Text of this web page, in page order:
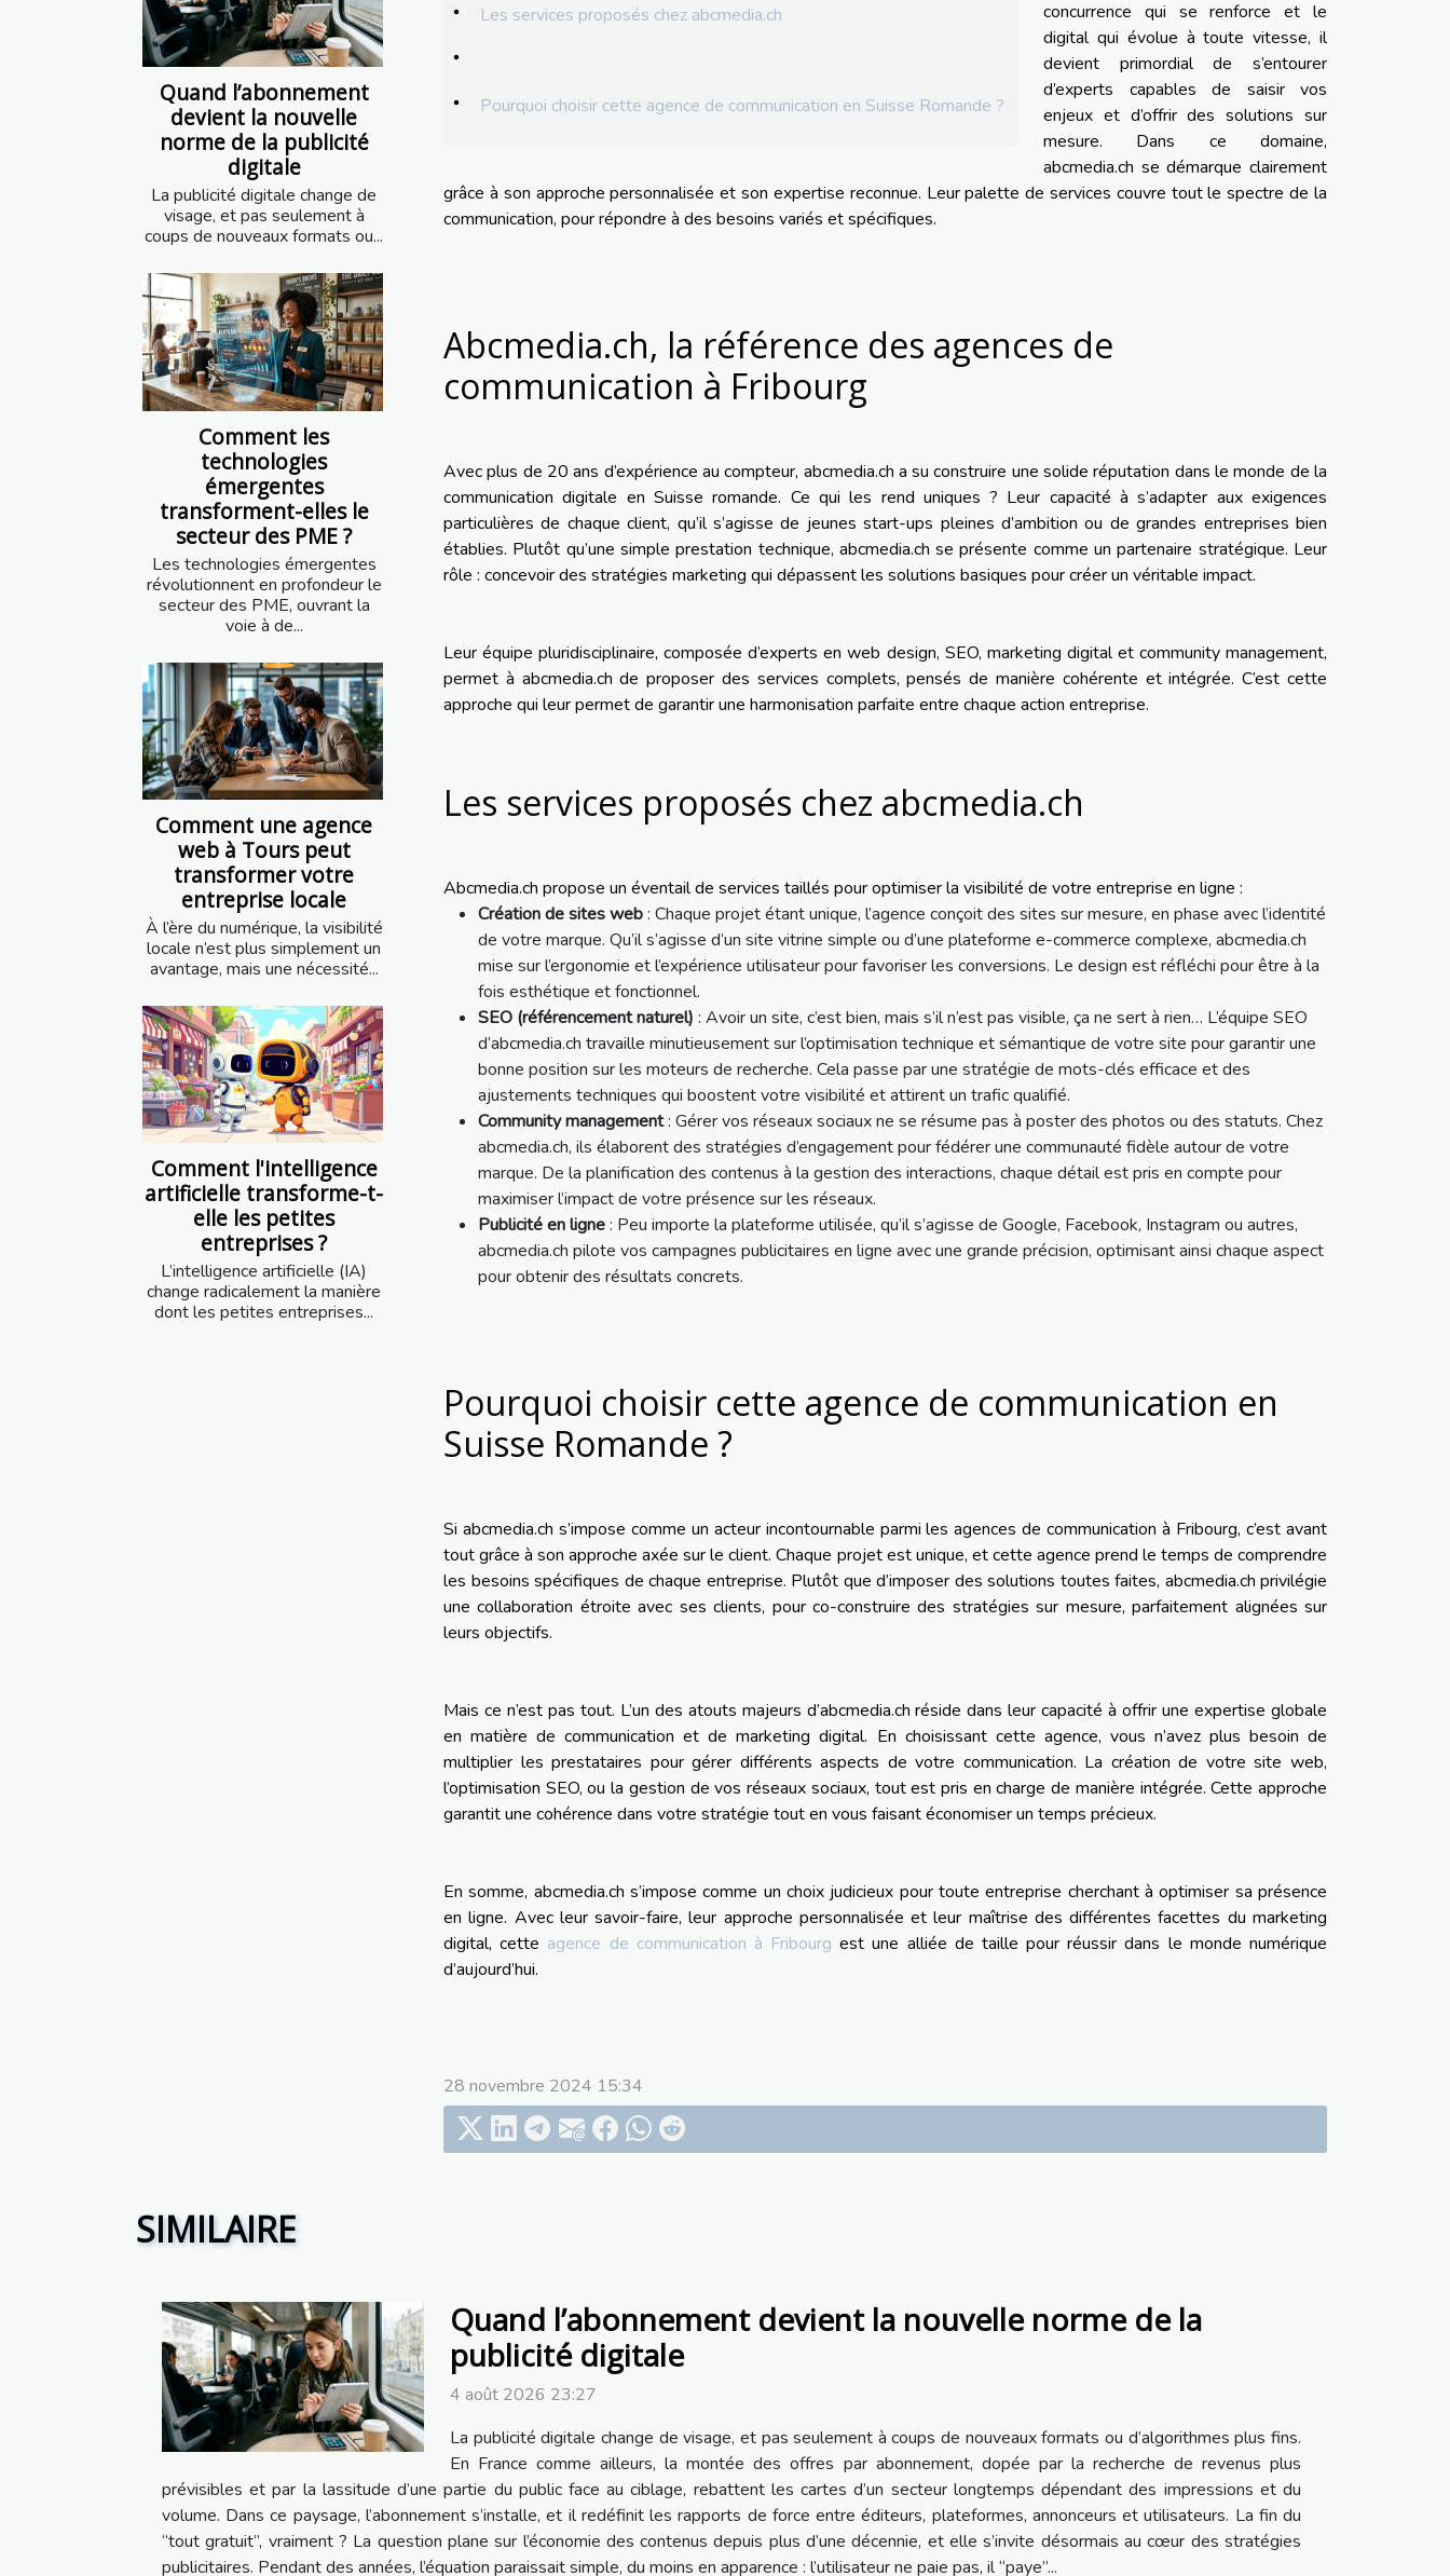
Quand l’abonnement
devient la nouvelle
norme de la publicité
digitale
La publicité digitale change de
visage, et pas seulement à
coups de nouveaux formats ou...
Comment les
technologies
émergentes
transforment-elles le
secteur des PME ?
Les technologies émergentes
révolutionnent en profondeur le
secteur des PME, ouvrant la
voie à de...
Comment une agence
web à Tours peut
transformer votre
entreprise locale
À l’ère du numérique, la visibilité
locale n’est plus simplement un
avantage, mais une nécessité...
Comment l'intelligence
artificielle transforme-t-
elle les petites
entreprises ?
L’intelligence artificielle (IA)
change radicalement la manière
dont les petites entreprises...
Les services proposés chez abcmedia.ch
Pourquoi choisir cette agence de communication en Suisse Romande ?
concurrence qui se renforce et le
digital qui évolue à toute vitesse, il
devient primordial de s’entourer
d’experts capables de saisir vos
enjeux et d’offrir des solutions sur
mesure. Dans ce domaine,
abcmedia.ch se démarque clairement
grâce à son approche personnalisée et son expertise reconnue. Leur palette de services couvre tout le spectre de la
communication, pour répondre à des besoins variés et spécifiques.
Abcmedia.ch, la référence des agences de
communication à Fribourg
Avec plus de 20 ans d’expérience au compteur, abcmedia.ch a su construire une solide réputation dans le monde de la
communication digitale en Suisse romande. Ce qui les rend uniques ? Leur capacité à s’adapter aux exigences
particulières de chaque client, qu’il s’agisse de jeunes start-ups pleines d’ambition ou de grandes entreprises bien
établies. Plutôt qu’une simple prestation technique, abcmedia.ch se présente comme un partenaire stratégique. Leur
rôle : concevoir des stratégies marketing qui dépassent les solutions basiques pour créer un véritable impact.
Leur équipe pluridisciplinaire, composée d’experts en web design, SEO, marketing digital et community management,
permet à abcmedia.ch de proposer des services complets, pensés de manière cohérente et intégrée. C’est cette
approche qui leur permet de garantir une harmonisation parfaite entre chaque action entreprise.
Les services proposés chez abcmedia.ch
Abcmedia.ch propose un éventail de services taillés pour optimiser la visibilité de votre entreprise en ligne :
Création de sites web: Chaque projet étant unique, l’agence conçoit des sites sur mesure, en phase avec l’identité
de votre marque. Qu’il s’agisse d’un site vitrine simple ou d’une plateforme e-commerce complexe, abcmedia.ch
mise sur l’ergonomie et l’expérience utilisateur pour favoriser les conversions. Le design est réfléchi pour être à la
fois esthétique et fonctionnel.
SEO (référencement naturel) : Avoir un site, c’est bien, mais s’il n’est pas visible, ça ne sert à rien… L’équipe SEO
d’abcmedia.ch travaille minutieusement sur l’optimisation technique et sémantique de votre site pour garantir une
bonne position sur les moteurs de recherche. Cela passe par une stratégie de mots-clés efficace et des
ajustements techniques qui boostent votre visibilité et attirent un trafic qualifié.
Community management: Gérer vos réseaux sociaux ne se résume pas à poster des photos ou des statuts. Chez
abcmedia.ch, ils élaborent des stratégies d’engagement pour fédérer une communauté fidèle autour de votre
marque. De la planification des contenus à la gestion des interactions, chaque détail est pris en compte pour
maximiser l’impact de votre présence sur les réseaux.
Publicité en ligne: Peu importe la plateforme utilisée, qu’il s’agisse de Google, Facebook, Instagram ou autres,
abcmedia.ch pilote vos campagnes publicitaires en ligne avec une grande précision, optimisant ainsi chaque aspect
pour obtenir des résultats concrets.
Pourquoi choisir cette agence de communication en
Suisse Romande ?
Si abcmedia.ch s’impose comme un acteur incontournable parmi les agences de communication à Fribourg, c’est avant
tout grâce à son approche axée sur le client. Chaque projet est unique, et cette agence prend le temps de comprendre
les besoins spécifiques de chaque entreprise. Plutôt que d’imposer des solutions toutes faites, abcmedia.ch privilégie
une collaboration étroite avec ses clients, pour co-construire des stratégies sur mesure, parfaitement alignées sur
leurs objectifs.
Mais ce n’est pas tout. L’un des atouts majeurs d’abcmedia.ch réside dans leur capacité à offrir une expertise globale
en matière de communication et de marketing digital. En choisissant cette agence, vous n’avez plus besoin de
multiplier les prestataires pour gérer différents aspects de votre communication. La création de votre site web,
l’optimisation SEO, ou la gestion de vos réseaux sociaux, tout est pris en charge de manière intégrée. Cette approche
garantit une cohérence dans votre stratégie tout en vous faisant économiser un temps précieux.
En somme, abcmedia.ch s’impose comme un choix judicieux pour toute entreprise cherchant à optimiser sa présence
en ligne. Avec leur savoir-faire, leur approche personnalisée et leur maîtrise des différentes facettes du marketing
digital, cette agence de communication à Fribourg est une alliée de taille pour réussir dans le monde numérique
d’aujourd’hui.
28 novembre 2024 15:34
SIMILAIRE
Quand l’abonnement devient la nouvelle norme de la
publicité digitale
4 août 2026 23:27
La publicité digitale change de visage, et pas seulement à coups de nouveaux formats ou d’algorithmes plus fins.
En France comme ailleurs, la montée des offres par abonnement, dopée par la recherche de revenus plus
prévisibles et par la lassitude d’une partie du public face au ciblage, rebattent les cartes d’un secteur longtemps dépendant des impressions et du
volume. Dans ce paysage, l’abonnement s’installe, et il redéfinit les rapports de force entre éditeurs, plateformes, annonceurs et utilisateurs. La fin du
“tout gratuit”, vraiment ? La question plane sur l’économie des contenus depuis plus d’une décennie, et elle s’invite désormais au cœur des stratégies
publicitaires. Pendant des années, l’équation paraissait simple, du moins en apparence : l’utilisateur ne paie pas, il “paye”...